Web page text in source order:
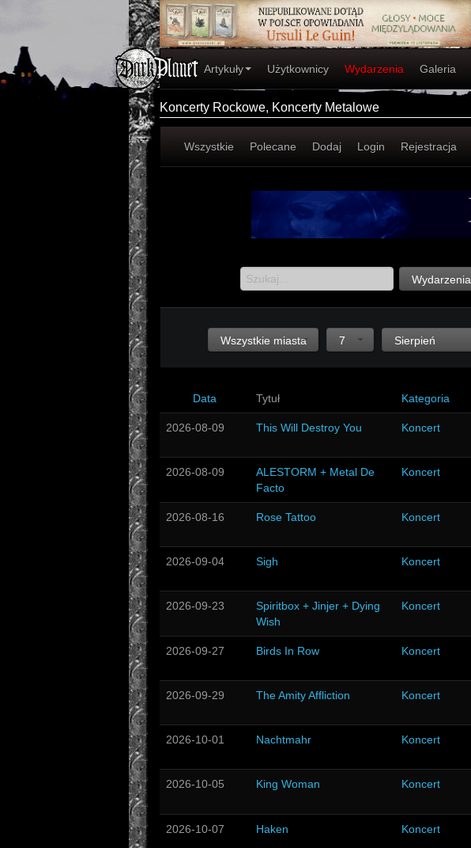
Artykuły Użytkownicy Wydarzenia Galeria
Koncerty Rockowe, Koncerty Metalowe
Wszystkie Polecane Dodaj Login Rejestracja
Wydarzenia
Wszystkie miasta 7 Sierpień
Data Tytuł Kategoria
2026-08-09 This Will Destroy You Koncert
2026-08-09
ALESTORM + Metal De
Facto
Koncert
2026-08-16 Rose Tattoo Koncert
2026-09-04 Sigh Koncert
2026-09-23
Spiritbox + Jinjer + Dying
Wish
Koncert
2026-09-27 Birds In Row Koncert
2026-09-29 The Amity Affliction Koncert
2026-10-01 Nachtmahr Koncert
2026-10-05 King Woman Koncert
2026-10-07 Haken Koncert